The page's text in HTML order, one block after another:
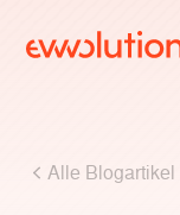
Alle Blogartikel